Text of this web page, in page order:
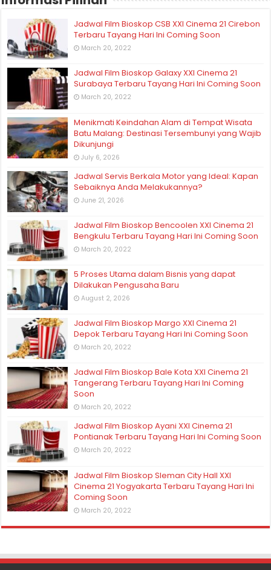
Jadwal Film Bioskop CSB XXI Cinema 21 Cirebon
Terbaru Tayang Hari Ini Coming Soon
March 20, 2022
Jadwal Film Bioskop Galaxy XXI Cinema 21
Surabaya Terbaru Tayang Hari Ini Coming Soon
March 20, 2022
Menikmati Keindahan Alam di Tempat Wisata
Batu Malang: Destinasi Tersembunyi yang Wajib
Dikunjungi
July 6, 2026
Jadwal Servis Berkala Motor yang Ideal: Kapan
Sebaiknya Anda Melakukannya?
June 21, 2026
Jadwal Film Bioskop Bencoolen XXI Cinema 21
Bengkulu Terbaru Tayang Hari Ini Coming Soon
March 20, 2022
5 Proses Utama dalam Bisnis yang dapat
Dilakukan Pengusaha Baru
August 2, 2026
Jadwal Film Bioskop Margo XXI Cinema 21
Depok Terbaru Tayang Hari Ini Coming Soon
March 20, 2022
Jadwal Film Bioskop Bale Kota XXI Cinema 21
Tangerang Terbaru Tayang Hari Ini Coming
Soon
March 20, 2022
Jadwal Film Bioskop Ayani XXI Cinema 21
Pontianak Terbaru Tayang Hari Ini Coming Soon
March 20, 2022
Jadwal Film Bioskop Sleman City Hall XXI
Cinema 21 Yogyakarta Terbaru Tayang Hari Ini
Coming Soon
March 20, 2022